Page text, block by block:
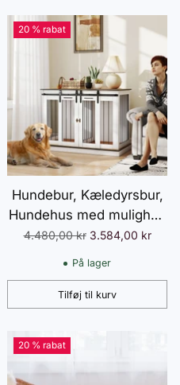
cm
20 % rabat
Hundebur, Kæledyrsbur,
Hundehus med mulighed
for to rum til mellemstore
hunde, Hundebur med
Hvid, 120 x 60 x 88,5 cm
Normalpris
4.480,00 kr 3.584,00 kr
På lager
Tilføj til kurv
Antal
20 % rabat